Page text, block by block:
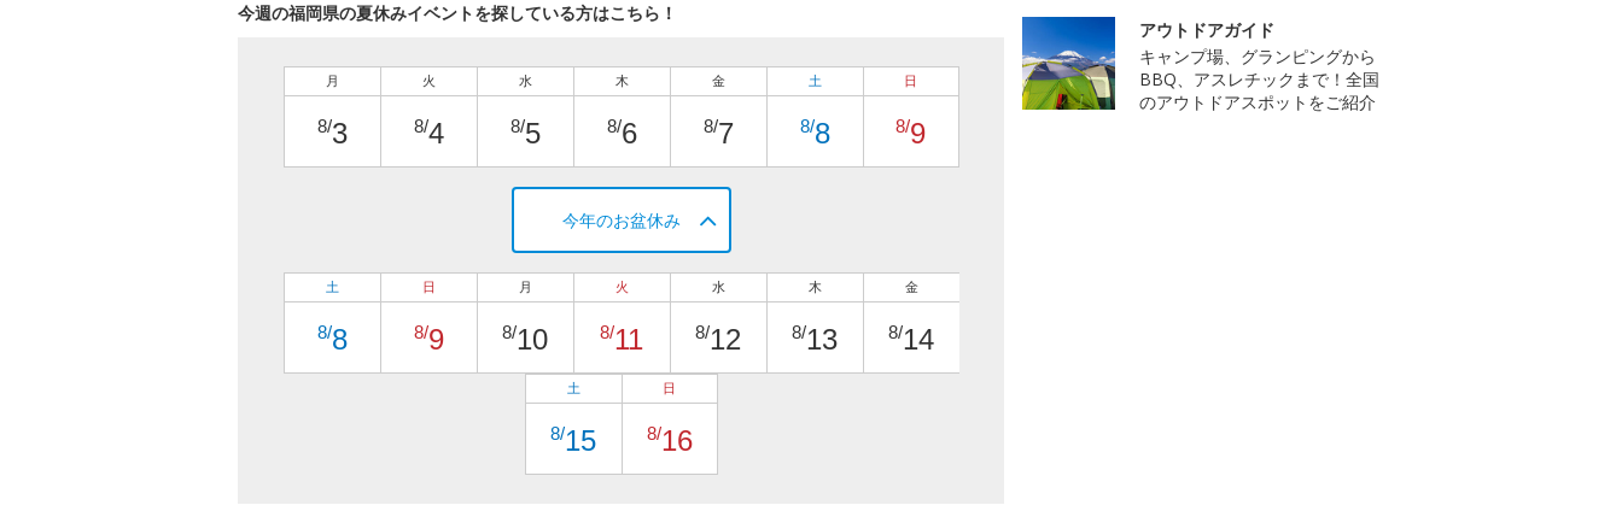
今週の福岡県の夏休みイベントを探している方はこちら！
月
8/3
火
8/4
水
8/5
木
8/6
金
8/7
土
8/8
日
8/9
今年のお盆休み
土
8/8
日
8/9
月
8/10
火
8/11
水
8/12
木
8/13
金
8/14
土
8/15
日
8/16
アウトドアガイド
キャンプ場、グランピングから
BBQ、アスレチックまで！全国
のアウトドアスポットをご紹介